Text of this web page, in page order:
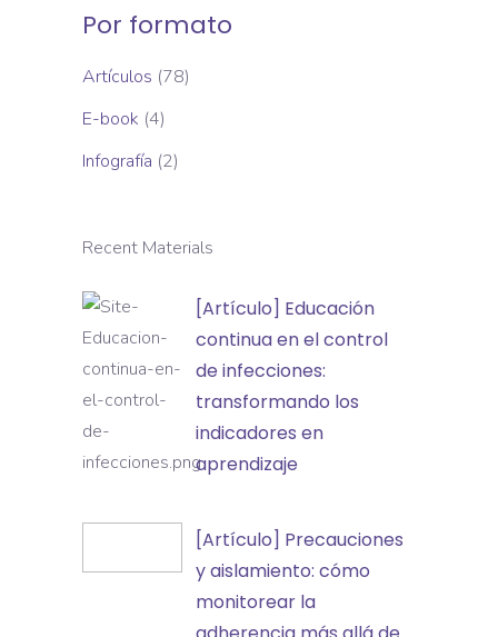
Por formato
Artículos (78)
E-book (4)
Infografía (2)
Recent Materials
[Artículo]
Educación
continua
en
el
control
infecciones:
[Artículo] Educación
continua en el control
de infecciones:
transformando los
indicadores en
aprendizaje
Precauciones
[Artículo] Precauciones
y aislamiento: cómo
monitorear la